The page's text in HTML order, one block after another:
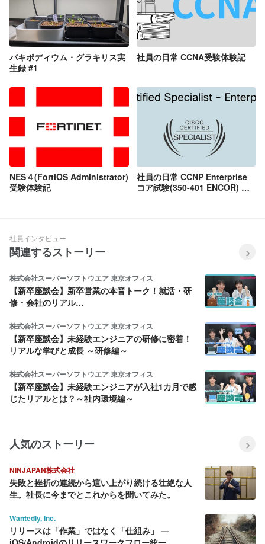
パキポディウム・グラキリス実
生録 #1
社員の日常 CCNA受験体験記
NES４(FortiOS Administrator)
受験体験記
社員の日常 CCNP Enterprise
コア試験(350-401 ENCOR) 合
社員インタビュー
関連するストーリー
株式会社スーパーソフトウエア 東京オフィス
【新卒座談会】新卒営業の本音トーク！就活・研
修・会社のリアル…
株式会社スーパーソフトウエア 東京オフィス
【新卒座談会】未経験エンジニアの研修に密着！
リアルな学びと成長 ～研修編～
株式会社スーパーソフトウエア 東京オフィス
【新卒座談会】未経験エンジニアが入社1カ月で感
じたリアルとは？～社内環境編～
人気のストーリー
NINJAPAN株式会社
失敗と挫折の連続から這い上がり続ける壮絶な人
生。社長に今までとこれからを聞いてみた。
Wantedly, Inc.
リリースは「作業」ではなく「仕組み」 —